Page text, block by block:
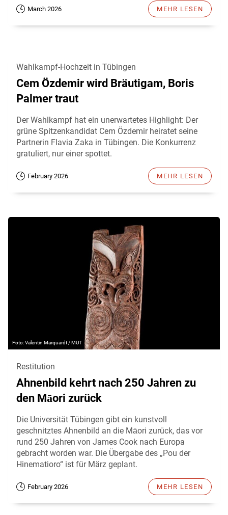
March 2026 MEHR LESEN
Wahlkampf-Hochzeit in Tübingen
Cem Özdemir wird Bräutigam, Boris
Palmer traut
Der Wahlkampf hat ein unerwartetes Highlight: Der
grüne Spitzenkandidat Cem Özdemir heiratet seine
Partnerin Flavia Zaka in Tübingen. Die Konkurrenz
gratuliert, nur einer spottet.
February 2026 MEHR LESEN
Valentin Marquardt / MUT
Restitution
Ahnenbild kehrt nach 250 Jahren zu
den Māori zurück
Die Universität Tübingen gibt ein kunstvoll
geschnitztes Ahnenbild an die Māori zurück, das vor
rund 250 Jahren von James Cook nach Europa
gebracht worden war. Die Übergabe des „Pou der
Hinematioro“ ist für März geplant.
February 2026 MEHR LESEN